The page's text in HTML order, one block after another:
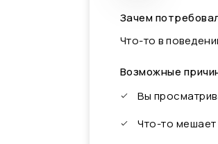
Зачем
Что-то в
Возможные
Вы
Что-то